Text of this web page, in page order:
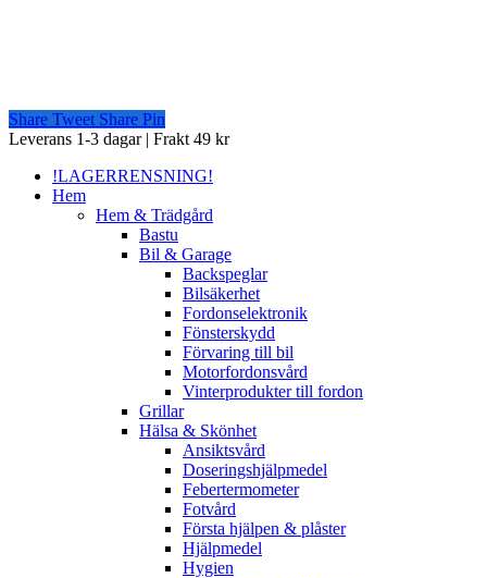
Share Tweet Share Pin
Close
Leverans 1-3 dagar | Frakt 49 kr
!LAGERRENSNING!
Hem
Hem & Trädgård
Bastu
Bil & Garage
Backspeglar
Bilsäkerhet
Fordonselektronik
Fönsterskydd
Förvaring till bil
Motorfordonsvård
Vinterprodukter till fordon
Grillar
Hälsa & Skönhet
Ansiktsvård
Doseringshjälpmedel
Febertermometer
Fotvård
Första hjälpen & plåster
Hjälpmedel
Hygien